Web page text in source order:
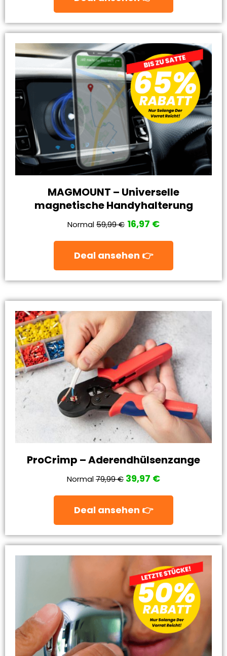
MAGMOUNT – Universelle
magnetische Handyhalterung
Normal 59,99 € 16,97 €
Deal ansehen 👉
ProCrimp – Aderendhülsenzange
Normal 79,99 € 39,97 €
Deal ansehen 👉